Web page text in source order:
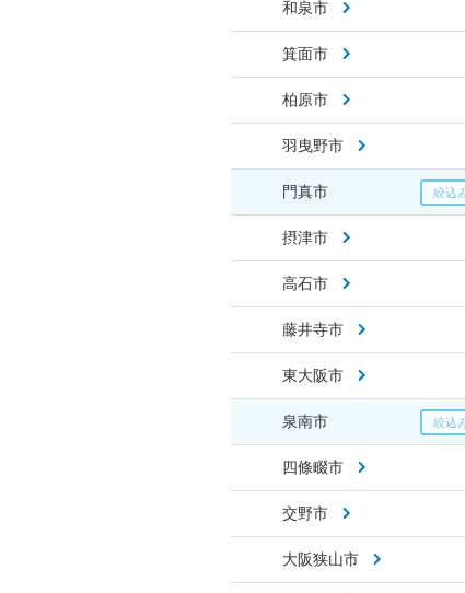
和泉市
箕面市
柏原市
羽曳野市
門真市
摂津市
高石市
藤井寺市
東大阪市
泉南市
四條畷市
交野市
大阪狭山市